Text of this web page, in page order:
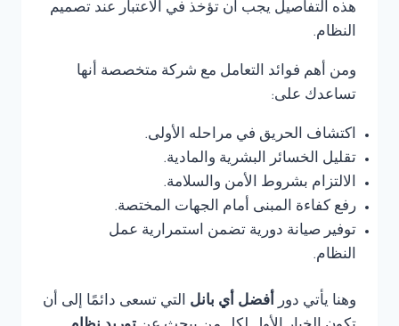
هذه التفاصيل يجب أن تؤخذ في الاعتبار عند تصميم
النظام.
ومن أهم فوائد التعامل مع شركة متخصصة أنها
تساعدك على:
اكتشاف الحريق في مراحله الأولى.
تقليل الخسائر البشرية والمادية.
الالتزام بشروط الأمن والسلامة.
رفع كفاءة المبنى أمام الجهات المختصة.
توفير صيانة دورية تضمن استمرارية عمل
النظام.
وهنا يأتي دور أفضل أي بانل التي تسعى دائمًا إلى أن